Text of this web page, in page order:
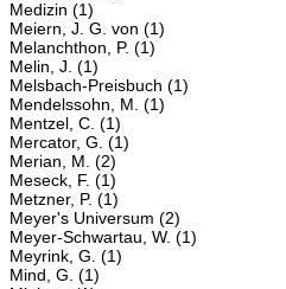
Medizin(1)
Meiern, J. G. von(1)
Melanchthon, P.(1)
Melin, J.(1)
Melsbach-Preisbuch(1)
Mendelssohn, M.(1)
Mentzel, C.(1)
Mercator, G.(1)
Merian, M.(2)
Meseck, F.(1)
Metzner, P.(1)
Meyer's Universum(2)
Meyer-Schwartau, W.(1)
Meyrink, G.(1)
Mind, G.(1)